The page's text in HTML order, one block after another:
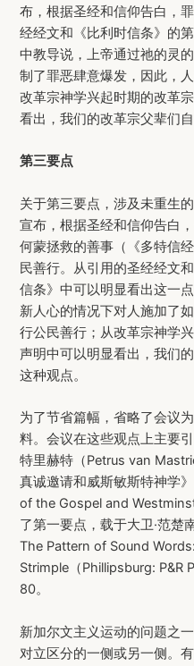
布，根据圣经和信仰告白，
经经文和《比利时信条》的
中教导说，上帝通过祂的灵
制了罪恶肆意爆发，因此，
改革宗神学兴起时期的改革
看出，我们的改革宗父辈们
第三要点
关于第三要点，涉及未重生
宣布，根据圣经和信仰告白
何蒙拯救的善事（《多特信
民善行。从引用的圣经经文
信条》中可以明显看出这一
新人心的情况下对人施加了
行公民善行；从改革宗神学
声明中可以明显看出，我们
这种观点。
为了节省篇幅，省略了会议
料。会议在这些观点上主要
特里赫特（Petrus van
真诚邀请和威斯敏斯特神学
of the Gospel and
了第一要点，载于大卫·范楚
The Pattern of Sound
Strimple（Phillipsburg: P&R
80。
新加尔文主义运动的问题之
对立区分的一侧或另一侧。